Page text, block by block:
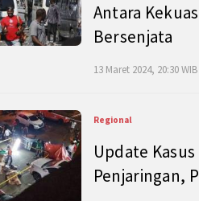
Antara
Bersenjata
13 Maret 2024, 20:30 WIB
Regional
Update
Penjaringan,